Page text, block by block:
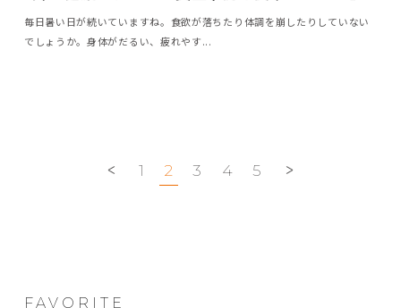
毎日暑い日が続いていますね。食欲が落ちたり体調を崩したりしていない
でしょうか。身体がだるい、疲れやす...
1 2 3 4 5
FAVORITE